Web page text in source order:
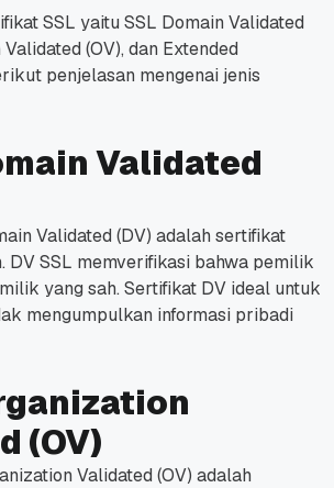
SSL yaitu SSL Domain Validated
(OV), dan Extended
penjelasan mengenai jenis
Validated
Validated (DV) adalah sertifikat
DV SSL memverifikasi bahwa pemilik
yang sah. Sertifikat DV ideal untuk
mengumpulkan informasi pribadi
(OV)
Validated (OV) adalah